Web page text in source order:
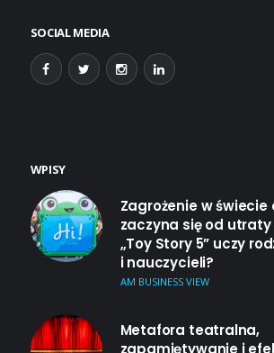
SOCIAL MEDIA
WPISY
Zagrożenie w
zaczyna się od
„Toy Story 5” uczy
i nauczycieli?
AM BUSINESS VIEW
Metafora teatralna,